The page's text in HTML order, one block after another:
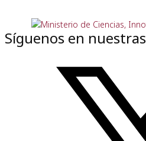
Síguenos en